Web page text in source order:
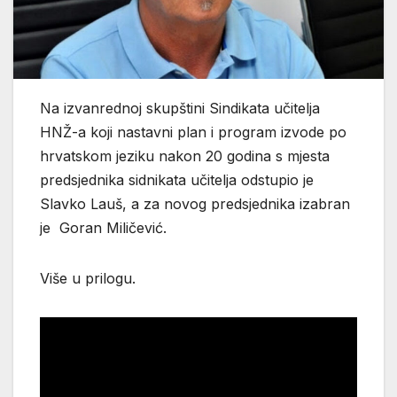
Na izvanrednoj skupštini Sindikata učitelja
HNŽ-a koji nastavni plan i program izvode po
hrvatskom jeziku nakon 20 godina s mjesta
predsjednika sidnikata učitelja odstupio je
Slavko Lauš, a za novog predsjednika izabran
je Goran Miličević.
Više u prilogu.